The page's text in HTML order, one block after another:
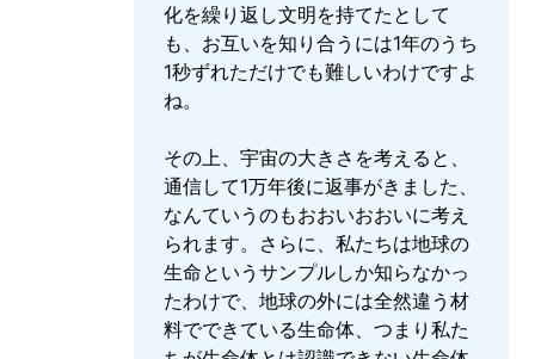
化を繰り返し文明を持てたとして
も、お互いを知り合うには1年のうち
1秒ずれただけでも難しいわけですよ
ね。
その上、宇宙の大きさを考えると、
通信して1万年後に返事がきました、
なんていうのもおおいおおいに考え
られます。さらに、私たちは地球の
生命というサンプルしか知らなかっ
たわけで、地球の外には全然違う材
料でできている生命体、つまり私た